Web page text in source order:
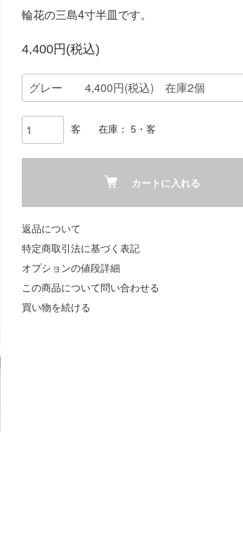
輪花の三島4寸半皿です。
4,400円(税込)
客 在庫： 5・客
カートに入れる
返品について
特定商取引法に基づく表記
オプションの値段詳細
この商品について問い合わせる
買い物を続ける